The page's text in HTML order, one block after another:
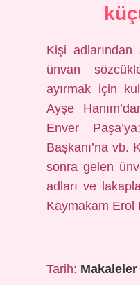
Kişi
ünvan
ayırmak için
Ayşe
Enver
Başkanı’na vb.
sonra gelen
adları ve
Kaymakam Erol
Tarih: Makaleler